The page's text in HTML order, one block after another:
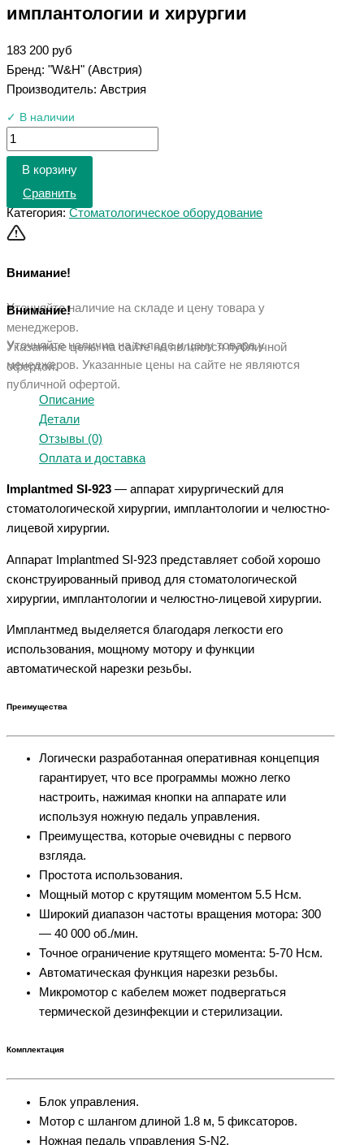
имплантологии и хирургии
183 200 руб
Бренд: "W&H" (Австрия)
Производитель: Австрия
✓ В наличии
В корзину
Сравнить
Категория: Стоматологическое оборудование
Внимание!
Уточняйте наличие на складе и цену товара у
менеджеров.
Указанные цены на сайте не являются публичной
офертой.
Внимание!
Уточняйте наличие на складе и цену товара у
менеджеров. Указанные цены на сайте не являются
публичной офертой.
Описание
Детали
Отзывы (0)
Оплата и доставка
Implantmed SI-923 — аппарат хирургический для
стоматологической хирургии, имплантологии и челюстно-
лицевой хирургии.
Аппарат Implantmed SI-923 представляет собой хорошо
сконструированный привод для стоматологической
хирургии, имплантологии и челюстно-лицевой хирургии.
Имплантмед выделяется благодаря легкости его
использования, мощному мотору и функции
автоматической нарезки резьбы.
Преимущества
Логически разработанная оперативная концепция
гарантирует, что все программы можно легко
настроить, нажимая кнопки на аппарате или
используя ножную педаль управления.
Преимущества, которые очевидны с первого
взгляда.
Простота использования.
Мощный мотор с крутящим моментом 5.5 Нсм.
Широкий диапазон частоты вращения мотора: 300
— 40 000 об./мин.
Точное ограничение крутящего момента: 5-70 Нсм.
Автоматическая функция нарезки резьбы.
Микромотор с кабелем может подвергаться
термической дезинфекции и стерилизации.
Комплектация
Блок управления.
Мотор с шлангом длиной 1.8 м, 5 фиксаторов.
Ножная педаль управления S-N2.